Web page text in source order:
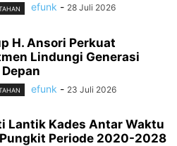
efunk - 28 Juli 2026
H. Ansori Perkuat
Lindungi Generasi
efunk - 23 Juli 2026
Lantik Kades Antar Waktu
Periode 2020-2028